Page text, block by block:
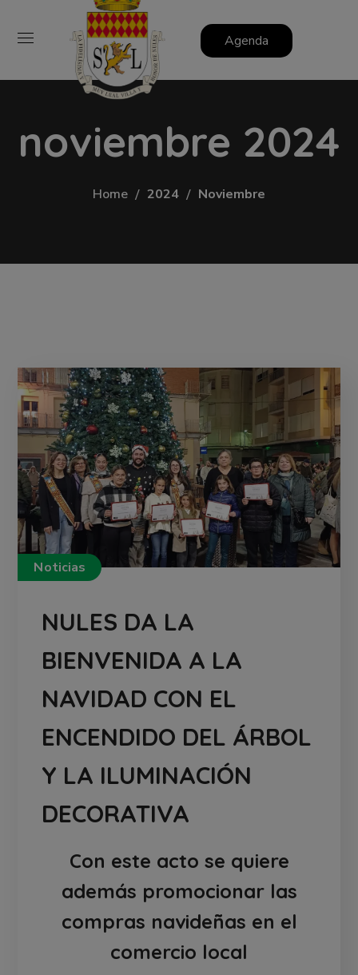
Agenda
noviembre 2024
Home 2024 Noviembre
Noticias
NULES DA LA
BIENVENIDA A LA
NAVIDAD CON EL
ENCENDIDO DEL ÁRBOL
Y LA ILUMINACIÓN
DECORATIVA
Con este acto se quiere
además promocionar las
compras navideñas en el
comercio local